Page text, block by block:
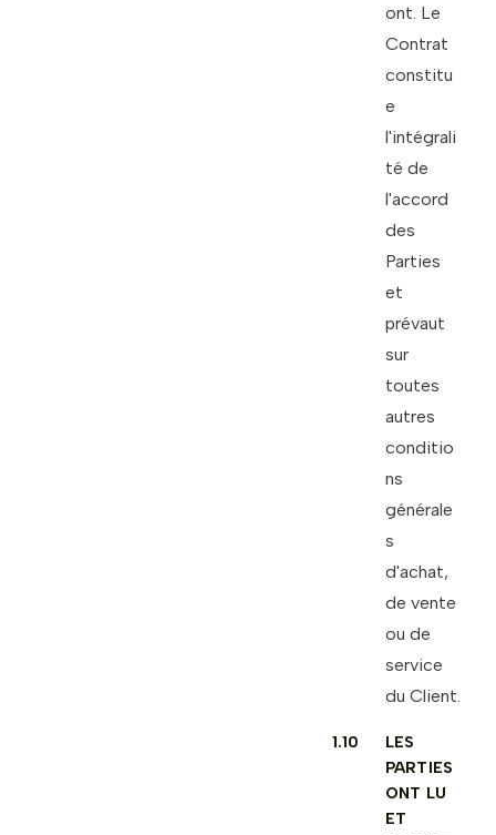
ont. Le
Contrat
constitu
e
l'intégrali
té de
l'accord
des
Parties
et
prévaut
sur
toutes
autres
conditio
ns
générale
s
d'achat,
de vente
ou de
service
du Client.
1.10
LES
PARTIES
ONT LU
ET